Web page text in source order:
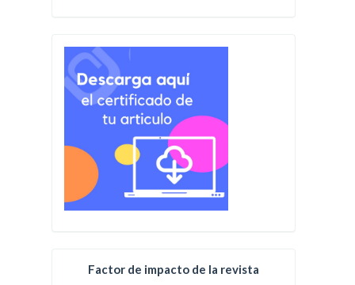
Factor de impacto de la revista